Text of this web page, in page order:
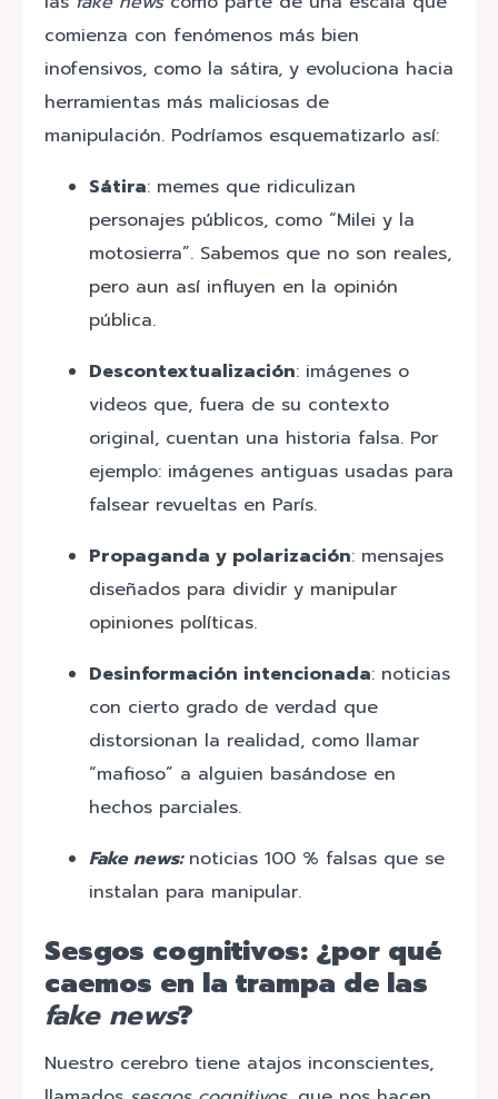
comienza con fenómenos más bien
inofensivos, como la sátira, y evoluciona hacia
herramientas más maliciosas de
manipulación. Podríamos esquematizarlo así:
Sátira: memes que ridiculizan
personajes públicos, como “Milei y la
motosierra”. Sabemos que no son reales,
pero aun así influyen en la opinión
pública.
Descontextualización: imágenes o
videos que, fuera de su contexto
original, cuentan una historia falsa. Por
ejemplo: imágenes antiguas usadas para
falsear revueltas en París.
Propaganda y polarización: mensajes
diseñados para dividir y manipular
opiniones políticas.
Desinformación intencionada: noticias
con cierto grado de verdad que
distorsionan la realidad, como llamar
“mafioso” a alguien basándose en
hechos parciales.
Fake news: noticias 100 % falsas que se
instalan para manipular.
Sesgos cognitivos: ¿por qué
caemos en la trampa de las
fake news?
Nuestro cerebro tiene atajos inconscientes,